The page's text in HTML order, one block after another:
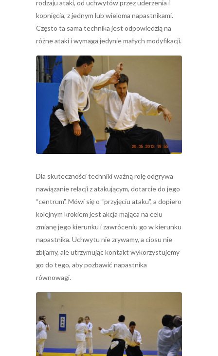
rodzaju ataki, od uchwytów przez uderzenia i
kopnięcia, z jednym lub wieloma napastnikami.
Często ta sama technika jest odpowiedzią na
różne ataki i wymaga jedynie małych modyfikacji.
Dla skuteczności techniki ważną rolę odgrywa
nawiązanie relacji z atakującym, dotarcie do jego
“centrum”. Mówi się o “przyjęciu ataku”, a dopiero
kolejnym krokiem jest akcja mająca na celu
zmianę jego kierunku i zawróceniu go w kierunku
napastnika. Uchwytu nie zrywamy, a ciosu nie
zbijamy, ale utrzymując kontakt wykorzystujemy
go do tego, aby pozbawić napastnika
równowagi.